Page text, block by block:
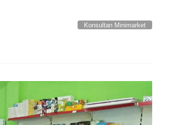
Konsultan Minimarket